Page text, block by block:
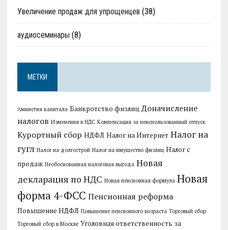
Увеличение продаж для упрощенцев (38)
аудиосеминары (8)
МЕТКИ
Амнистия капитала Банкротство физлиц Доначисление
налогов Изменения в НДС Компенсация за неиспользованный отпуск
Курортный сбор НДФЛ Налог на Интернет Налог на
гугл Налог на долгострой Налог на имущество физлиц Налог с
продаж Необоснованная налоговая выгода Новая
декларация по НДС Новая пенсионная формула Новая
форма 4-ФСС Пенсионная реформа
Повышение НДФЛ Повышение пенсионного возраста Торговый сбор
Торговый сбор в Москве Уголовная ответственность за